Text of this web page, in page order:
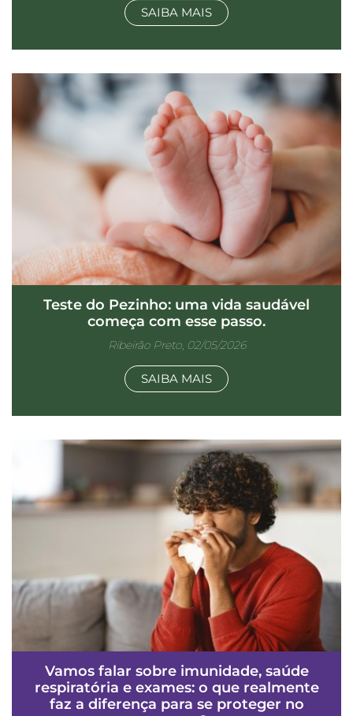
SAIBA MAIS
Teste do Pezinho: uma vida saudável
começa com esse passo.
Ribeirão Preto, 02/05/2026
SAIBA MAIS
Vamos falar sobre imunidade, saúde
respiratória e exames: o que realmente
faz a diferença para se proteger no